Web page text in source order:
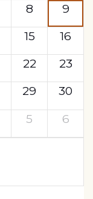
8
9
15
16
22
23
29
30
5 6